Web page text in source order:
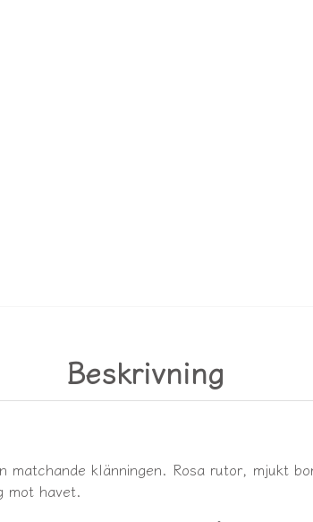
Beskrivning
matchande klänningen. Rosa rutor, mjukt
mot havet.